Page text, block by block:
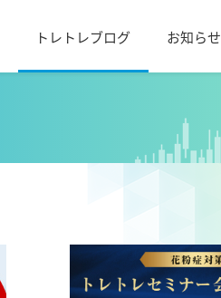
トレトレブログ お知らせ